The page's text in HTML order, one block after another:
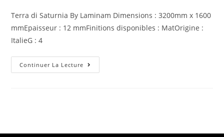
Terra di Saturnia By Laminam Dimensions : 3200mm x 1600
mmEpaisseur : 12 mmFinitions disponibles : MatOrigine :
ItalieG : 4
Continuer La Lecture